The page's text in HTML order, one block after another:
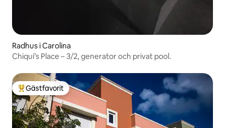
Radhus i Carolina
Chiqui’s Place – 3/2, generator och privat pool.
Populär gästfavorit
Gästfavorit